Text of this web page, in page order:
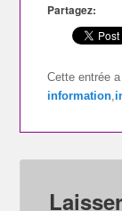
Partagez:
Cette entrée
information